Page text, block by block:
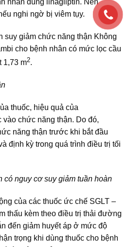
nhân dùng linagliptin. Nên
nghi ngờ bị viêm tụy.
suy giảm chức năng thận Không
cho bệnh nhân có mức lọc cầu
1,73 m2.
thuốc, hiệu quả của
chức năng thận. Do đó,
năng thận trước khi bắt đầu
định kỳ trong quá trình điều trị tối
có nguy cơ suy giảm tuần hoàn
của các thuốc ức chế SGLT –
thấu kèm theo điều trị thải đường
đến giảm huyết áp ở mức độ
trọng khi dùng thuốc cho bệnh